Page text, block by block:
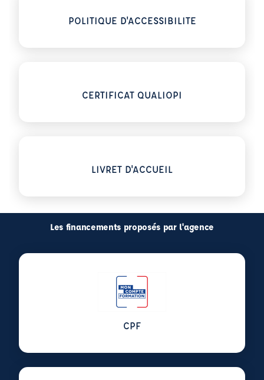
POLITIQUE D'ACCESSIBILITE
CERTIFICAT QUALIOPI
LIVRET D'ACCUEIL
Les financements proposés par l'agence
CPF